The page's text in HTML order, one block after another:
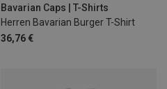
Bavarian Caps | T-Shirts
Herren Bavarian Burger T-Shirt
36,76 €